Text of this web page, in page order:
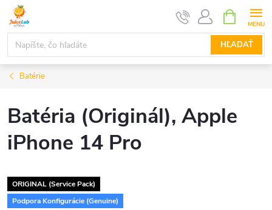
Prejsť
obsah
HĽADAŤ
KOŠÍK
Batérie
Batéria (Originál), Apple
iPhone 14 Pro
ORIGINAL (Service Pack)
Podpora Konfigurácie (Genuine)